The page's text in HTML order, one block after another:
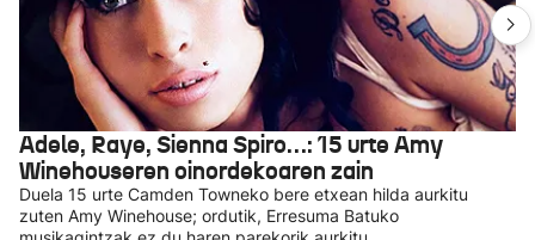
Adele, Raye, Sienna Spiro…: 15 urte Amy
Winehouseren oinordekoaren zain
Duela 15 urte Camden Towneko bere etxean hilda aurkitu
zuten Amy Winehouse; ordutik, Erresuma Batuko